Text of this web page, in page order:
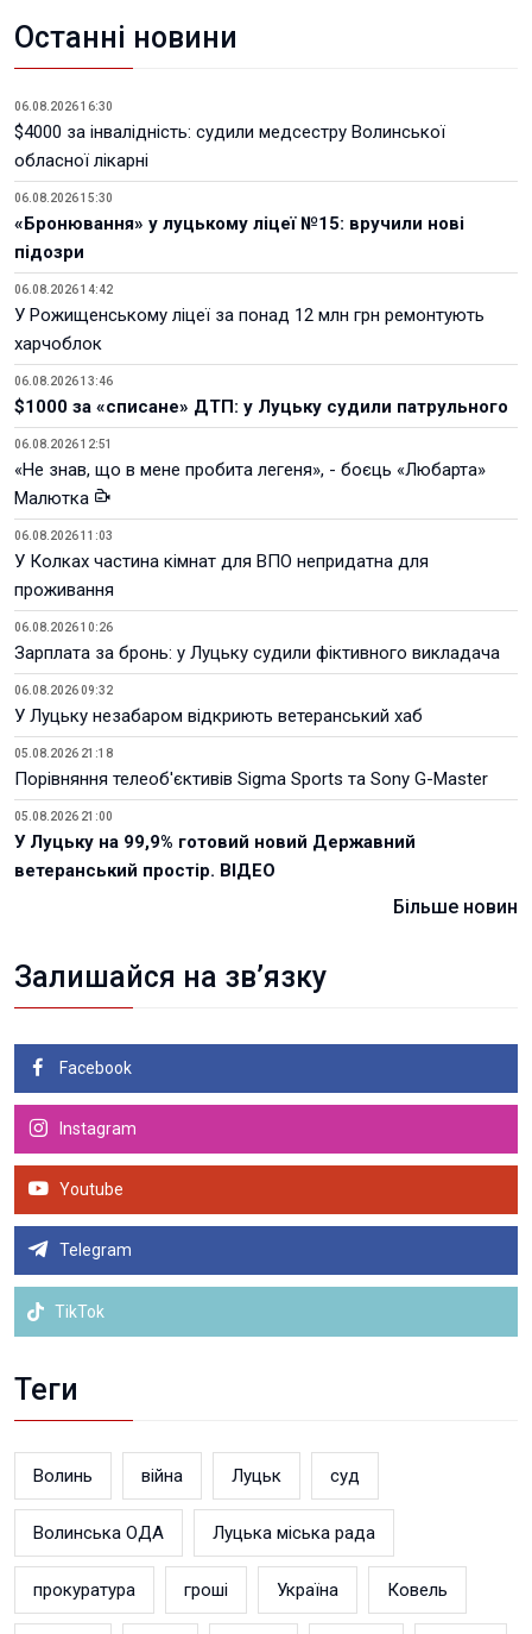
Останні новини
06.08.2026 16:30
$4000 за інвалідність: судили медсестру Волинської
обласної лікарні
06.08.2026 15:30
«Бронювання» у луцькому ліцеї №15: вручили нові
підозри
06.08.2026 14:42
У Рожищенському ліцеї за понад 12 млн грн ремонтують
харчоблок
06.08.2026 13:46
$1000 за «списане» ДТП: у Луцьку судили патрульного
06.08.2026 12:51
«Не знав, що в мене пробита легеня», - боєць «Любарта»
Малютка
06.08.2026 11:03
У Колках частина кімнат для ВПО непридатна для
проживання
06.08.2026 10:26
Зарплата за бронь: у Луцьку судили фіктивного викладача
06.08.2026 09:32
У Луцьку незабаром відкриють ветеранський хаб
05.08.2026 21:18
Порівняння телеоб'єктивів Sigma Sports та Sony G-Master
05.08.2026 21:00
У Луцьку на 99,9% готовий новий Державний
ветеранський простір. ВІДЕО
Більше новин
Залишайся на зв’язку
Facebook
Instagram
Youtube
Telegram
TikTok
Теги
Волинь війна Луцьк суд
Волинська ОДА Луцька міська рада
прокуратура гроші Україна Ковель